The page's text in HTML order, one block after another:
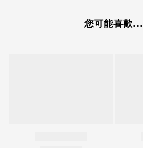
您可能喜歡...